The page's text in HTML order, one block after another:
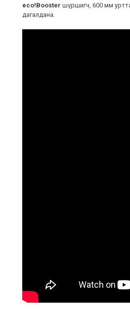
eco!Booster шүршигч, 600 мм
дагалдана.